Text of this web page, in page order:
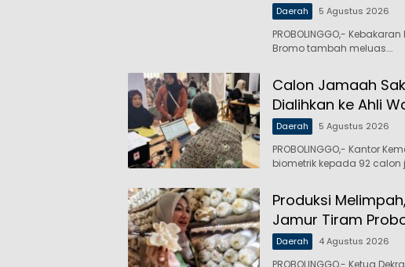
Daerah 5 Agustus 2026
PROBOLINGGO,-
Bromo tambah meluas….
Calon Jamaah
Dialihkan ke Ahli
Daerah 5 Agustus 2026
PROBOLINGGO,- Kantor
biometrik kepada 92
Produksi
Jamur Tiram
Daerah 4 Agustus 2026
PROBOLINGGO,- Ketua